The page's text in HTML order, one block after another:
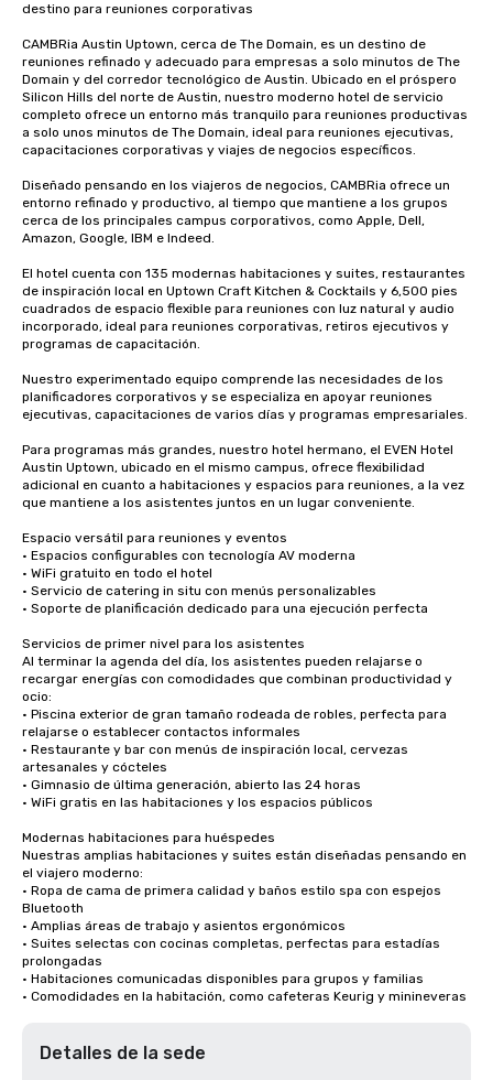
destino para reuniones corporativas
CAMBRia Austin Uptown, cerca de The Domain, es un destino de
reuniones refinado y adecuado para empresas a solo minutos de The
Domain y del corredor tecnológico de Austin. Ubicado en el próspero
Silicon Hills del norte de Austin, nuestro moderno hotel de servicio
completo ofrece un entorno más tranquilo para reuniones productivas
a solo unos minutos de The Domain, ideal para reuniones ejecutivas,
capacitaciones corporativas y viajes de negocios específicos.
Diseñado pensando en los viajeros de negocios, CAMBRia ofrece un
entorno refinado y productivo, al tiempo que mantiene a los grupos
cerca de los principales campus corporativos, como Apple, Dell,
Amazon, Google, IBM e Indeed.
El hotel cuenta con 135 modernas habitaciones y suites, restaurantes
de inspiración local en Uptown Craft Kitchen & Cocktails y 6,500 pies
cuadrados de espacio flexible para reuniones con luz natural y audio
incorporado, ideal para reuniones corporativas, retiros ejecutivos y
programas de capacitación.
Nuestro experimentado equipo comprende las necesidades de los
planificadores corporativos y se especializa en apoyar reuniones
ejecutivas, capacitaciones de varios días y programas empresariales.
Para programas más grandes, nuestro hotel hermano, el EVEN Hotel
Austin Uptown, ubicado en el mismo campus, ofrece flexibilidad
adicional en cuanto a habitaciones y espacios para reuniones, a la vez
que mantiene a los asistentes juntos en un lugar conveniente.
Espacio versátil para reuniones y eventos
• Espacios configurables con tecnología AV moderna
• WiFi gratuito en todo el hotel
• Servicio de catering in situ con menús personalizables
• Soporte de planificación dedicado para una ejecución perfecta
Servicios de primer nivel para los asistentes
Al terminar la agenda del día, los asistentes pueden relajarse o
recargar energías con comodidades que combinan productividad y
ocio:
• Piscina exterior de gran tamaño rodeada de robles, perfecta para
relajarse o establecer contactos informales
• Restaurante y bar con menús de inspiración local, cervezas
artesanales y cócteles
• Gimnasio de última generación, abierto las 24 horas
• WiFi gratis en las habitaciones y los espacios públicos
Modernas habitaciones para huéspedes
Nuestras amplias habitaciones y suites están diseñadas pensando en
el viajero moderno:
• Ropa de cama de primera calidad y baños estilo spa con espejos
Bluetooth
• Amplias áreas de trabajo y asientos ergonómicos
• Suites selectas con cocinas completas, perfectas para estadías
prolongadas
• Habitaciones comunicadas disponibles para grupos y familias
• Comodidades en la habitación, como cafeteras Keurig y minineveras
Detalles de la sede